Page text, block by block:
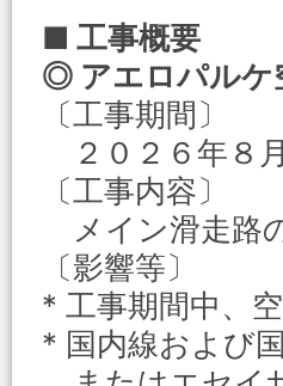
■ 工事概要
◎ アエロパルケ
〔工事期間〕
２０２６年８
〔工事内容〕
メイン滑走路
〔影響等〕
* 工事期間中、
* 国内線および